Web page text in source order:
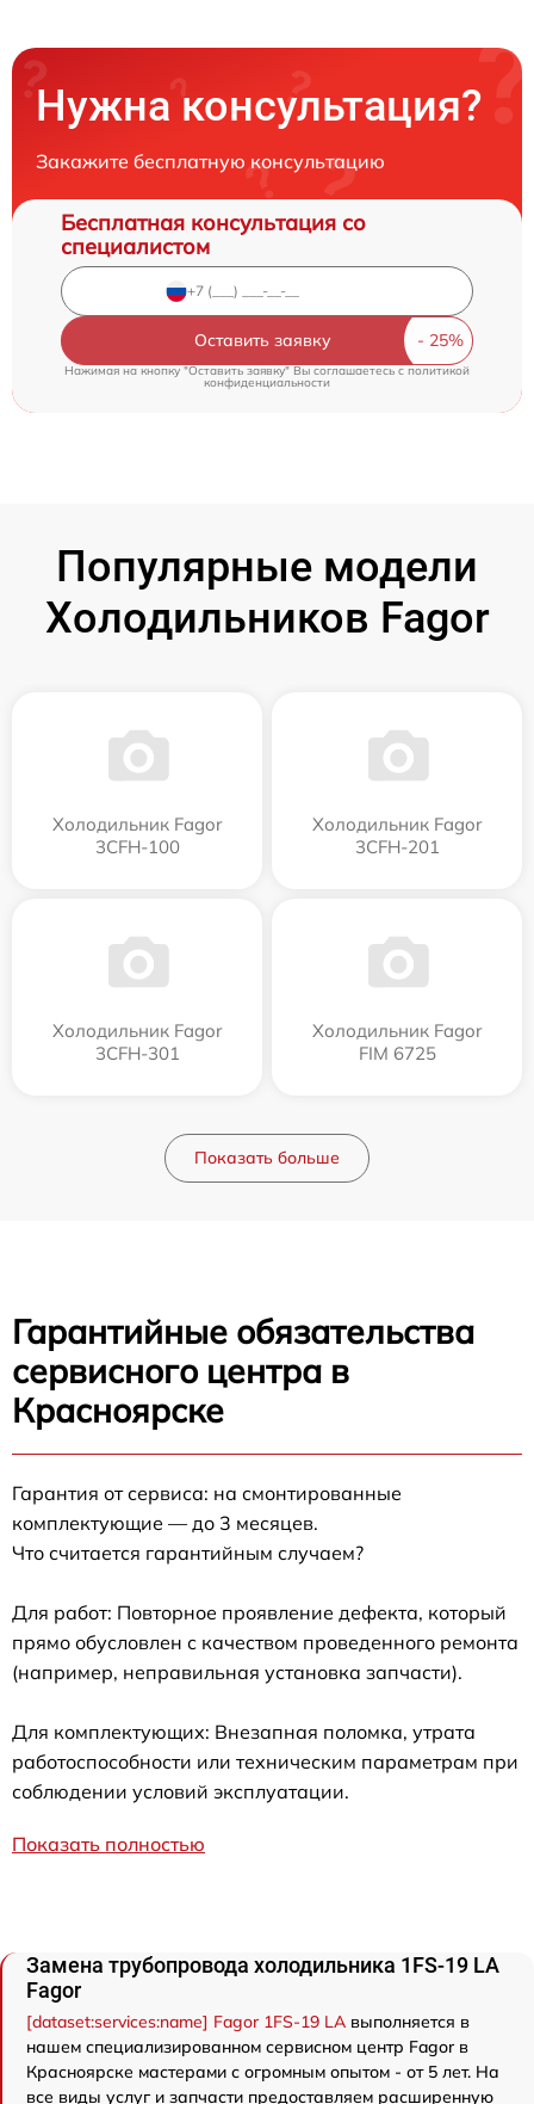
Нужна консультация?
Закажите бесплатную консультацию
Бесплатная консультация со
специалистом
Оставить заявку
Нажимая на кнопку "Оставить заявку" Вы соглашаетесь cполитикой
конфиденциальности
Популярные модели
Холодильников Fagor
Холодильник Fagor
3CFH-100
Холодильник Fagor
3CFH-201
Холодильник Fagor
3CFH-301
Холодильник Fagor
FIM 6725
Показать больше
Гарантийные обязательства
сервисного центра в
Красноярске
Гарантия от сервиса: на смонтированные
комплектующие — до 3 месяцев.
Что считается гарантийным случаем?
Для работ: Повторное проявление дефекта, который
прямо обусловлен с качеством проведенного ремонта
(например, неправильная установка запчасти).
Для комплектующих: Внезапная поломка, утрата
работоспособности или техническим параметрам при
соблюдении условий эксплуатации.
Показать полностью
Замена трубопровода холодильника 1FS-19 LA
Fagor
[dataset:services:name] Fagor 1FS-19 LA выполняется в
нашем специализированном сервисном центр Fagor в
Красноярске мастерами с огромным опытом - от 5 лет. На
все виды услуг и запчасти предоставляем расширенную